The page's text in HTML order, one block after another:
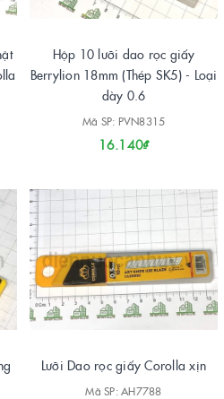
Hộp 10 lưỡi dao rọc giấy
Berrylion 18mm (Thép SK5) - Loại
dày 0.6
Mã SP: PVN8315
16.140₫
Lưỡi Dao rọc giấy Corolla xịn
Mã SP: AH7788